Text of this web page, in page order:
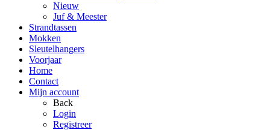
Nieuw
Juf & Meester
Strandtassen
Mokken
Sleutelhangers
Voorjaar
Home
Contact
Mijn account
Back
Login
Registreer